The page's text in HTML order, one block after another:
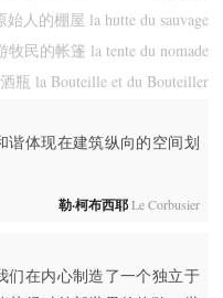
始人的棚屋 la hutte du sauvage
牧民的帐篷 la tente du nomade
瓶 la Bouteille et du Bouteiller
谐体现在建筑纵向的空间划
勒·柯布西耶Le Corbusier
们在内心制造了一个独立于